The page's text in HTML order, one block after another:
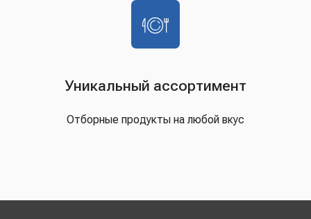
Уникальный ассортимент
Отборные продукты на любой вкус